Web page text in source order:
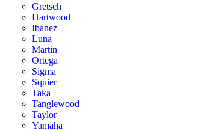
Gretsch
Hartwood
Ibanez
Luna
Martin
Ortega
Sigma
Squier
Taka
Tanglewood
Taylor
Yamaha